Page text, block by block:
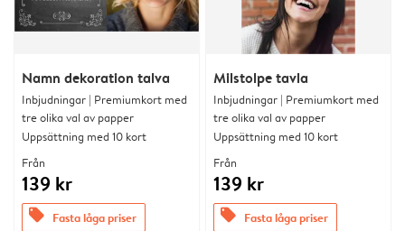
Namn dekoration talva
Inbjudningar | Premiumkort med
tre olika val av papper
Uppsättning med 10 kort
Från
139 kr
offers Fasta låga priser
Milstolpe tavla
Inbjudningar | Premiumkort med
tre olika val av papper
Uppsättning med 10 kort
Från
139 kr
offers Fasta låga priser